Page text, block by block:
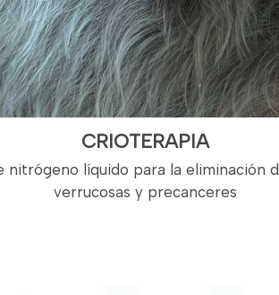
CRIOTERAPIA
nitrógeno líquido para la eliminación
verrucosas y precanceres